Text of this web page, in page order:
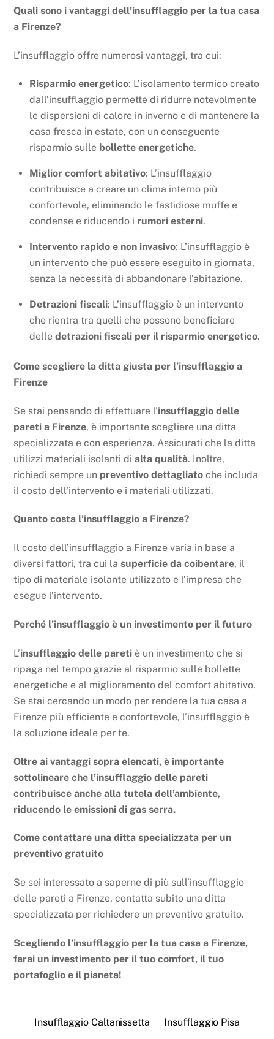
Quali sono i vantaggi dell’insufflaggio per la tua casa
a Firenze?
L’insufflaggio offre numerosi vantaggi, tra cui:
Risparmio energetico: L’isolamento termico creato
dall’insufflaggio permette di ridurre notevolmente
le dispersioni di calore in inverno e di mantenere la
casa fresca in estate, con un conseguente
risparmio sulle bollette energetiche.
Miglior comfort abitativo: L’insufflaggio
contribuisce a creare un clima interno più
confortevole, eliminando le fastidiose muffe e
condense e riducendo i rumori esterni.
Intervento rapido e non invasivo: L’insufflaggio è
un intervento che può essere eseguito in giornata,
senza la necessità di abbandonare l’abitazione.
Detrazioni fiscali: L’insufflaggio è un intervento
che rientra tra quelli che possono beneficiare
delle detrazioni fiscali per il risparmio energetico.
Come scegliere la ditta giusta per l’insufflaggio a
Firenze
Se stai pensando di effettuare l’insufflaggio delle
pareti a Firenze, è importante scegliere una ditta
specializzata e con esperienza. Assicurati che la ditta
utilizzi materiali isolanti dialta qualità. Inoltre,
richiedi sempre un preventivo dettagliato che includa
il costo dell’intervento e i materiali utilizzati.
Quanto costa l’insufflaggio a Firenze?
Il costo dell’insufflaggio a Firenze varia in base a
diversi fattori, tra cui lasuperficie da coibentare, il
tipo di materiale isolante utilizzato e l’impresa che
esegue l’intervento.
Perché l’insufflaggio è un investimento per il futuro
L’insufflaggio delle pareti è un investimento che si
ripaga nel tempo grazie al risparmio sulle bollette
energetiche e al miglioramento del comfort abitativo.
Se stai cercando un modo per rendere la tua casa a
Firenze più efficiente e confortevole, l’insufflaggio è
la soluzione ideale per te.
Oltre ai vantaggi sopra elencati, è importante
sottolineare che l’insufflaggio delle pareti
contribuisce anche alla tutela dell’ambiente,
riducendo le emissioni di gas serra.
Come contattare una ditta specializzata per un
preventivo gratuito
Se sei interessato a saperne di più sull’insufflaggio
delle pareti a Firenze, contatta subito una ditta
specializzata per richiedere un preventivo gratuito.
Scegliendo l’insufflaggio per la tua casa a Firenze,
farai un investimento per il tuo comfort, il tuo
portafoglio e il pianeta!
Insufflaggio Caltanissetta Insufflaggio Pisa